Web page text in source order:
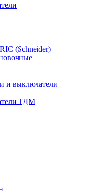
(Schneider)
и выключатели
ТДМ